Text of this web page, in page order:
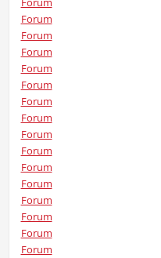
Forum
Forum
Forum
Forum
Forum
Forum
Forum
Forum
Forum
Forum
Forum
Forum
Forum
Forum
Forum